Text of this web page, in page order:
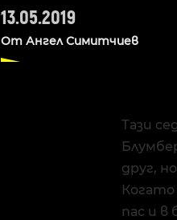
13.05.2019
От Ангел Симитчиев
Тази
друг,
пас и в